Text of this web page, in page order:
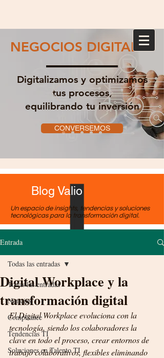
NEGOCIOS DIGITALES
Digitalizamos y optimizamos
tus procesos,
equilibrando tu inversión
CONVERSEMOS
Blog Valio
Un espacio de insights, tendencias y soluciones
tecnológicas para la transformación digital.
Entrada
Todas las entradas
Noticias
Compliance
Tendencias TI
Soluciones en Talento TI
Todas las entradas
Digital Workplace y la
transformación digital
El Digital Workplace evoluciona con la
tecnología, siendo los colaboradores la
clave en todo el proceso, crear entornos de
trabajo colaborativos, flexibles eliminando